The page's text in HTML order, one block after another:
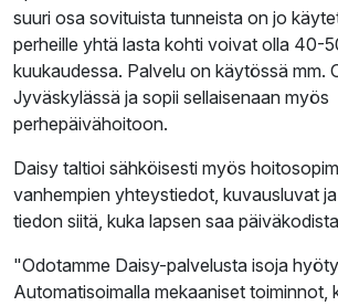
suuri osa sovituista tunneista on jo
perheille yhtä lasta kohti voivat olla 40-
kuukaudessa. Palvelu on käytössä mm.
Jyväskylässä ja sopii sellaisenaan myös
perhepäivähoitoon.
Daisy taltioi sähköisesti myös
vanhempien yhteystiedot, kuvausluvat
tiedon siitä, kuka lapsen saa
"Odotamme Daisy-palvelusta isoja
Automatisoimalla mekaaniset toiminnot,